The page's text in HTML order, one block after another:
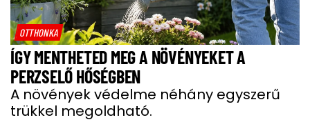
OTTHONKA
ÍGY MENTHETED MEG A NÖVÉNYEKET A
PERZSELŐ HŐSÉGBEN
A növények védelme néhány egyszerű
trükkel megoldható.